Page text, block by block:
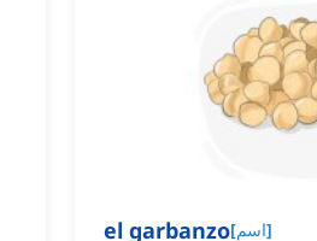
el garbanzo[اسم]